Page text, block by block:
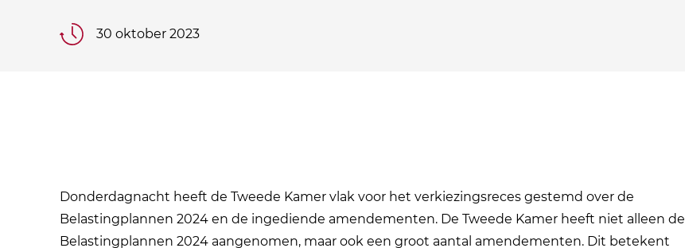
30 oktober 2023
Donderdagnacht heeft de Tweede Kamer vlak voor het verkiezingsreces gestemd over de
Belastingplannen 2024 en de ingediende amendementen. De Tweede Kamer heeft niet alleen de
Belastingplannen 2024 aangenomen, maar ook een groot aantal amendementen. Dit betekent